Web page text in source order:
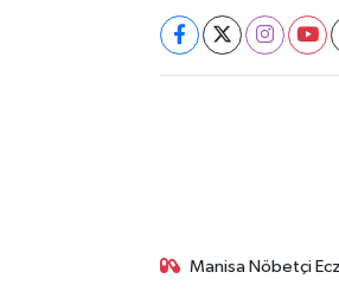
Manisa Nöbetçi